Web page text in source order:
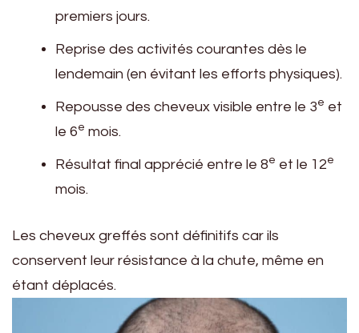
premiers jours.
Reprise des activités courantes dès le
lendemain (en évitant les efforts physiques).
Repousse des cheveux visible entre le 3e et
le 6e mois.
Résultat final apprécié entre le 8e et le 12e
mois.
Les cheveux greffés sont définitifs car ils
conservent leur résistance à la chute, même en
étant déplacés.